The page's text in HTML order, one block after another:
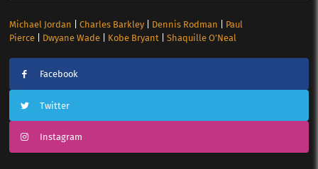
Michael Jordan Charles Barkley| Dennis Rodman
Paul
Pierce| Dwyane Wade| Kobe Bryant| Shaquille O’Neal
Facebook
Twitter
Instagram